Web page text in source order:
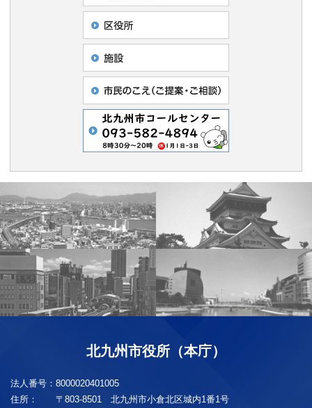
北九州市役所（本庁）
法人番号： 8000020401005
住所：
〒803-8501 北九州市小倉北区城内1番1号